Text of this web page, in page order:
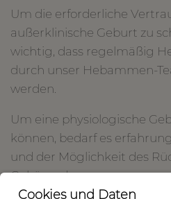
Um die erforderliche
außerklinische Geburt zu
wichtig, dass regelmäßig
durch unser Hebammen-
werden.
Um eine physiologische
können, bedarf es
und der Möglichkeit des
Gebärende.
Cookies und Daten